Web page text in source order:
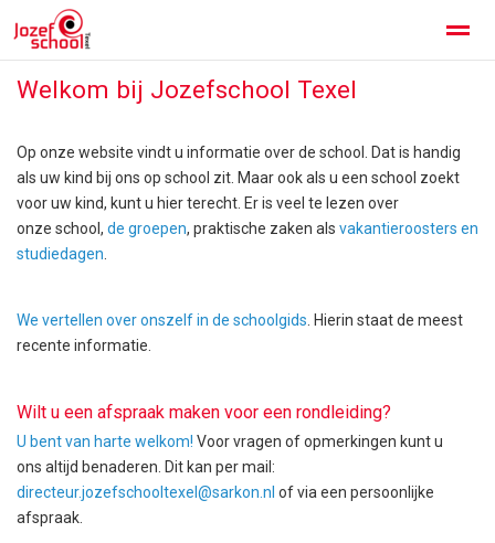
Jozefschool Texel Kennismaken Contact
Home Facebook Instagram Zoeken
Welkom bij Jozefschool Texel
Op onze website vindt u informatie over de school. Dat is handig
als uw kind bij ons op school zit. Maar ook als u een school zoekt
voor uw kind, kunt u hier terecht. Er is veel te lezen over
onze school, de groepen, praktische zaken als vakantieroosters en
studiedagen.
We vertellen over onszelf in de schoolgids. Hierin staat de meest
recente informatie.
Wilt u een afspraak maken voor een rondleiding?
U bent van harte welkom! Voor vragen of opmerkingen kunt u
ons altijd benaderen. Dit kan per mail:
directeur.jozefschooltexel@sarkon.nl of via een persoonlijke
afspraak.